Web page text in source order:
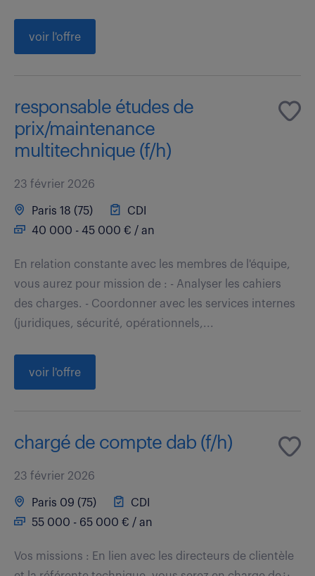
voir l'offre
responsable études de
prix/maintenance
multitechnique (f/h)
23 février 2026
Paris 18 (75)
CDI
40 000 - 45 000 € / an
En relation constante avec les membres de l'équipe,
vous aurez pour mission de : - Analyser les cahiers
des charges. - Coordonner avec les services internes
(juridiques, sécurité, opérationnels,...
voir l'offre
chargé de compte dab (f/h)
23 février 2026
Paris 09 (75)
CDI
55 000 - 65 000 € / an
Vos missions : En lien avec les directeurs de clientèle